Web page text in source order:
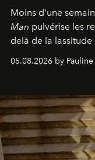
Moins d'une
Man pulvérise les
delà de la lassitude
personnages
05.08.2026 by